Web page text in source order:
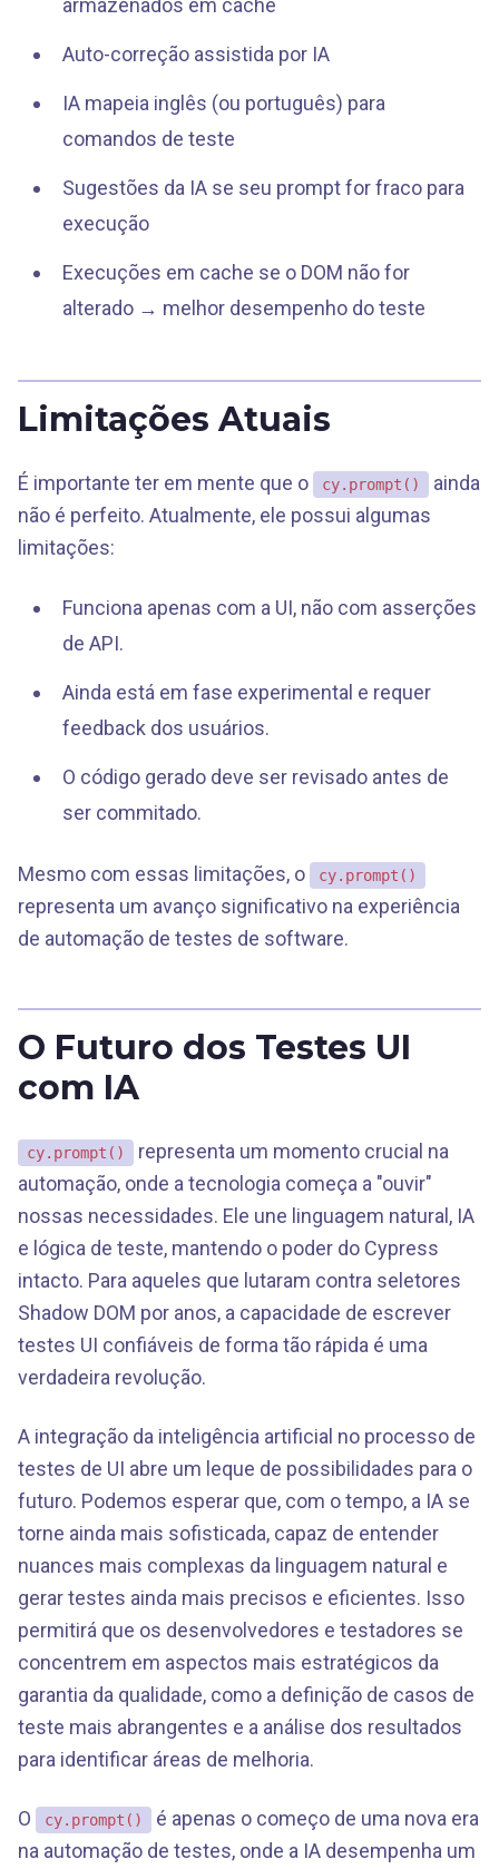
armazenados em cache
Auto-correção assistida por IA
IA mapeia inglês (ou português) para
comandos de teste
Sugestões da IA se seu prompt for fraco para
execução
Execuções em cache se o DOM não for
alterado → melhor desempenho do teste
Limitações Atuais
É importante ter em mente que o cy.prompt()
ainda
não é perfeito. Atualmente, ele possui algumas
limitações:
Funciona apenas com a UI, não com asserções
de API.
Ainda está em fase experimental e requer
feedback dos usuários.
O código gerado deve ser revisado antes de
ser commitado.
Mesmo com essas limitações, o cy.prompt()
representa um avanço significativo na experiência
de automação de testes de software.
O Futuro dos Testes UI
com IA
cy.prompt()
representa um momento crucial na
automação, onde a tecnologia começa a "ouvir"
nossas necessidades. Ele une linguagem natural, IA
e lógica de teste, mantendo o poder do Cypress
intacto. Para aqueles que lutaram contra seletores
Shadow DOM por anos, a capacidade de escrever
testes UI confiáveis de forma tão rápida é uma
verdadeira revolução.
A integração da inteligência artificial no processo de
testes de UI abre um leque de possibilidades para o
futuro. Podemos esperar que, com o tempo, a IA se
torne ainda mais sofisticada, capaz de entender
nuances mais complexas da linguagem natural e
gerar testes ainda mais precisos e eficientes. Isso
permitirá que os desenvolvedores e testadores se
concentrem em aspectos mais estratégicos da
garantia da qualidade, como a definição de casos de
teste mais abrangentes e a análise dos resultados
para identificar áreas de melhoria.
O cy.prompt()
é apenas o começo de uma nova era
na automação de testes, onde a IA desempenha um